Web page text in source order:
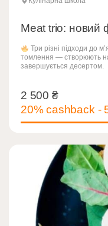
Meat trio: новий
Три різні підходи до
томлення — створюють
завершується десертом.
2 500 ₴
20% cashback -
2 500 ₴